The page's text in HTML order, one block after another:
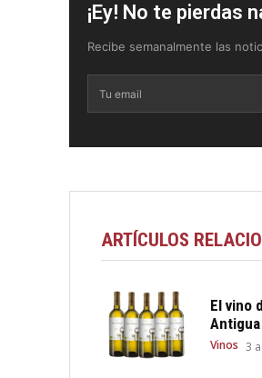
¡Ey! No te pierdas
Recibe semanalmente las
ARTÍCULOS
El vino
Vinos 3